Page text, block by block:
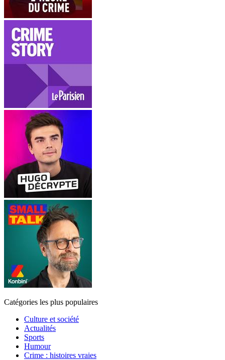
Catégories les plus populaires
Culture et société
Actualités
Sports
Humour
Crime : histoires vraies